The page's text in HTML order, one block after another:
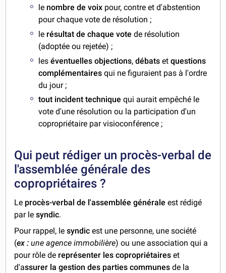
le nombre de voix pour, contre et d'abstention
pour chaque vote de résolution ;
le résultat de chaque votede résolution
(adoptée ou rejetée) ;
leséventuelles objections,débatsetquestions
complémentairesqui ne figuraient pas à l'ordre
du jour ;
tout incident technique qui aurait empêché le
vote d'une résolution ou la participation d'un
copropriétaire par visioconférence ;
Qui peut rédiger un procès-verbal de
l'assemblée générale des
copropriétaires ?
Le procès-verbal de l'assemblée générale est rédigé
par lesyndic.
Pour rappel, lesyndicest une personne, une société
(ex :une agence immobilière) ou une association qui a
pour rôle de représenter les copropriétaires et
d'assurer la gestion des parties communes de la